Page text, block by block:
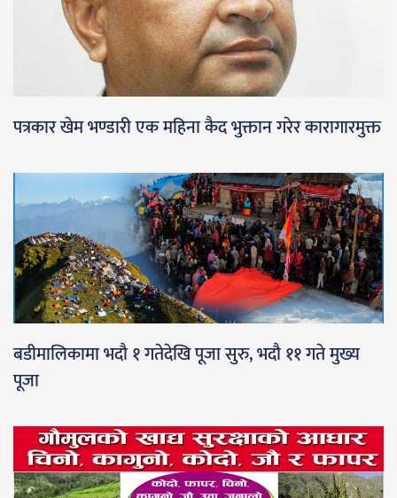
पत्रकार खेम भण्डारी एक महिना कैद भुक्तान गरेर कारागारमुक्त
बडीमालिकामा भदौ १ गतेदेखि पूजा सुरु, भदौ ११ गते मुख्य
पूजा